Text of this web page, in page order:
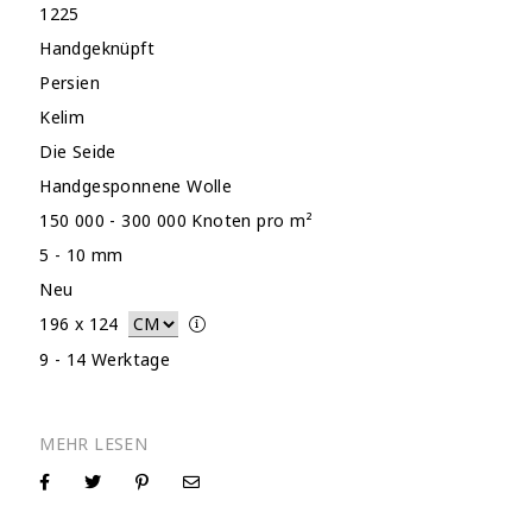
1225
Handgeknüpft
Persien
Kelim
Die Seide
Handgesponnene Wolle
150 000 - 300 000 Knoten pro m²
5 - 10 mm
Neu
196 x 124
9 - 14 Werktage